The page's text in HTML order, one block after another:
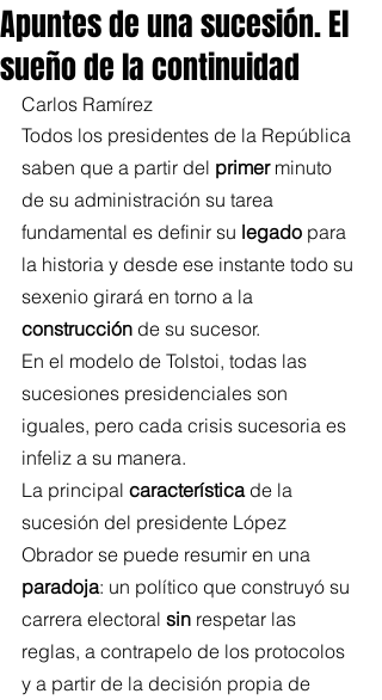
Apuntes de una sucesión. El
sueño de la continuidad
Carlos Ramírez
Todos los presidentes de la República
saben que a partir del primer minuto
de su administración su tarea
fundamental es definir su legado para
la historia y desde ese instante todo su
sexenio girará en torno a la
construcción de su sucesor.
En el modelo de Tolstoi, todas las
sucesiones presidenciales son
iguales, pero cada crisis sucesoria es
infeliz a su manera.
La principal característica de la
sucesión del presidente López
Obrador se puede resumir en una
paradoja: un político que construyó su
carrera electoral sin respetar las
reglas, a contrapelo de los protocolos
y a partir de la decisión propia de